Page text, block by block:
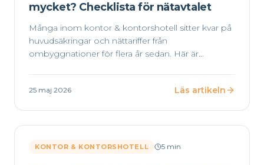
mycket? Checklista för nätavtalet
Många inom kontor & kontorshotell sitter kvar på
huvudsäkringar och nättariffer från
ombyggnationer för flera år sedan. Här är
25 maj 2026 Läs artikeln
KONTOR & KONTORSHOTELL 5 min